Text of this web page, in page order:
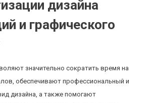
дизайна
и графического
значительно сократить время на
обеспечивают профессиональный и
дизайна, а также помогают